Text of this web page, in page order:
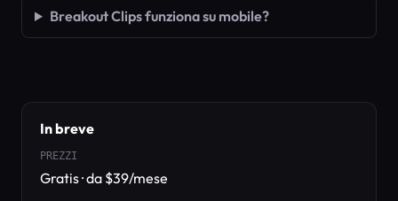
Breakout Clips funziona su mobile?
In breve
PREZZI
Gratis · da $39/mese